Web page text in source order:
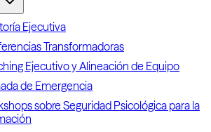
Ejecutiva
Transformadoras
Ejecutivo y Alineación de Equipo
de Emergencia
sobre Seguridad Psicológica para la